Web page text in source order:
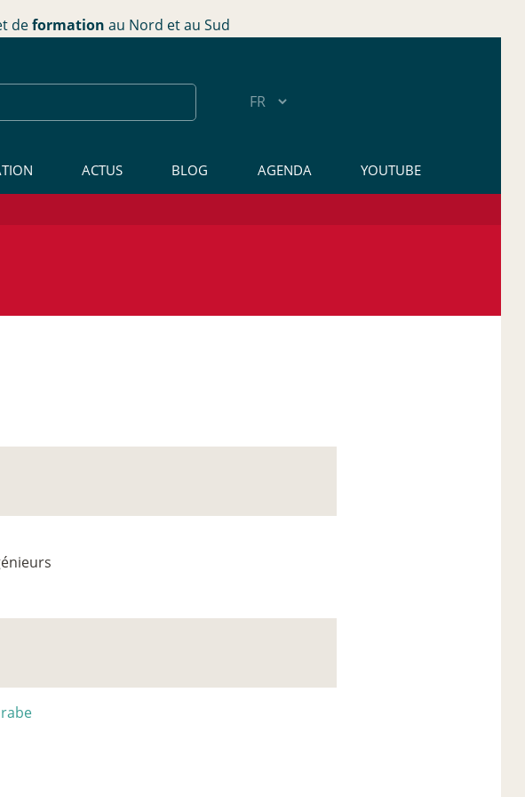
deformation au Nord et au Sud
ACTUS BLOG AGENDA YOUTUBE